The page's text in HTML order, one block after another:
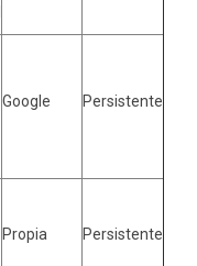
Google Persistente
Propia Persistente